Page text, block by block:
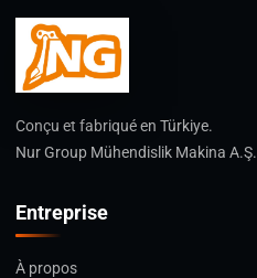
Conçu et fabriqué en Türkiye.
Nur Group Mühendislik Makina A.Ş.
Entreprise
À propos